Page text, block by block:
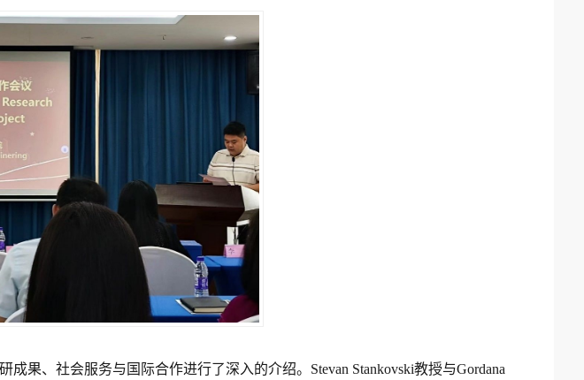
果、社会服务与国际合作进行了深入的介绍。 Stevan Stankovski教授与Gordana